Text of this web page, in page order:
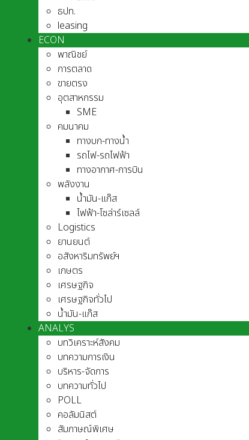
ธปท.
leasing
ECON
พาณิชย์
การตลาด
ขายตรง
อุตสาหกรรม
SME
คมนาคม
ทางบก-ทางน้ำ
รถไฟ-รถไฟฟ้า
ทางอากาศ-การบิน
พลังงาน
น้ำมัน-แก๊ส
ไฟฟ้า-โซล่าร์เซลล์
Logistics
ยานยนต์
อสังหาริมทรัพย์ฯ
เกษตร
เศรษฐกิจ
เศรษฐกิจทั่วไป
น้ำมัน-แก๊ส
ANALYS
บทวิเคราะห์สังคม
บทความการเงิน
บริหาร-จัดการ
บทความทั่วไป
POLL
คอลัมนิสต์
สัมภาษณ์พิเศษ